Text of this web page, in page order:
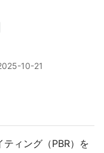
10-21
ィング（PBR）を